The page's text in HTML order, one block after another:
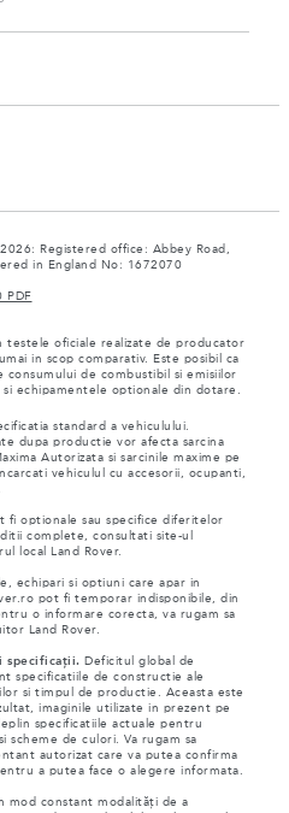
Registered office: Abbey Road,
in England No: 1672070
PDF
testele oficiale realizate de producator
in scop comparativ. Este posibil ca
de combustibil si emisiilor
echipamentele optionale din dotare.
standard a vehiculului.
dupa productie vor afecta sarcina
Autorizata si sarcinile maxime pe
vehiculul cu accesorii, ocupanti,
fi optionale sau specifice diferitelor
complete, consultati site-ul
local Land Rover.
echipari si optiuni care apar in
pot fi temporar indisponibile, din
o informare corecta, va rugam sa
Land Rover.
specificații. Deficitul global de
specificatiile de constructie ale
si timpul de productie. Aceasta este
imaginile utilizate in prezent pe
specificatiile actuale pentru
de culori. Va rugam sa
autorizat care va putea confirma
a putea face o alegere informata.
mod constant modalități de a